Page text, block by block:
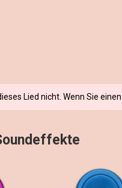
Lied nicht. Wenn Sie